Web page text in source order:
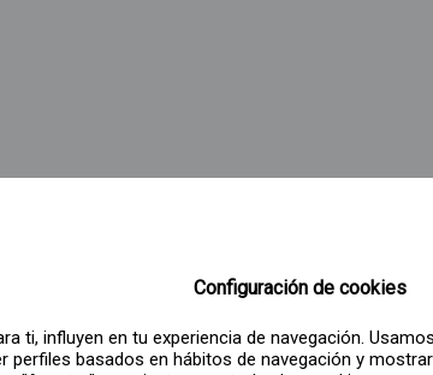
Configuración de cookies
ti, influyen en tu experiencia de navegación.
perfiles basados en hábitos de navegación y